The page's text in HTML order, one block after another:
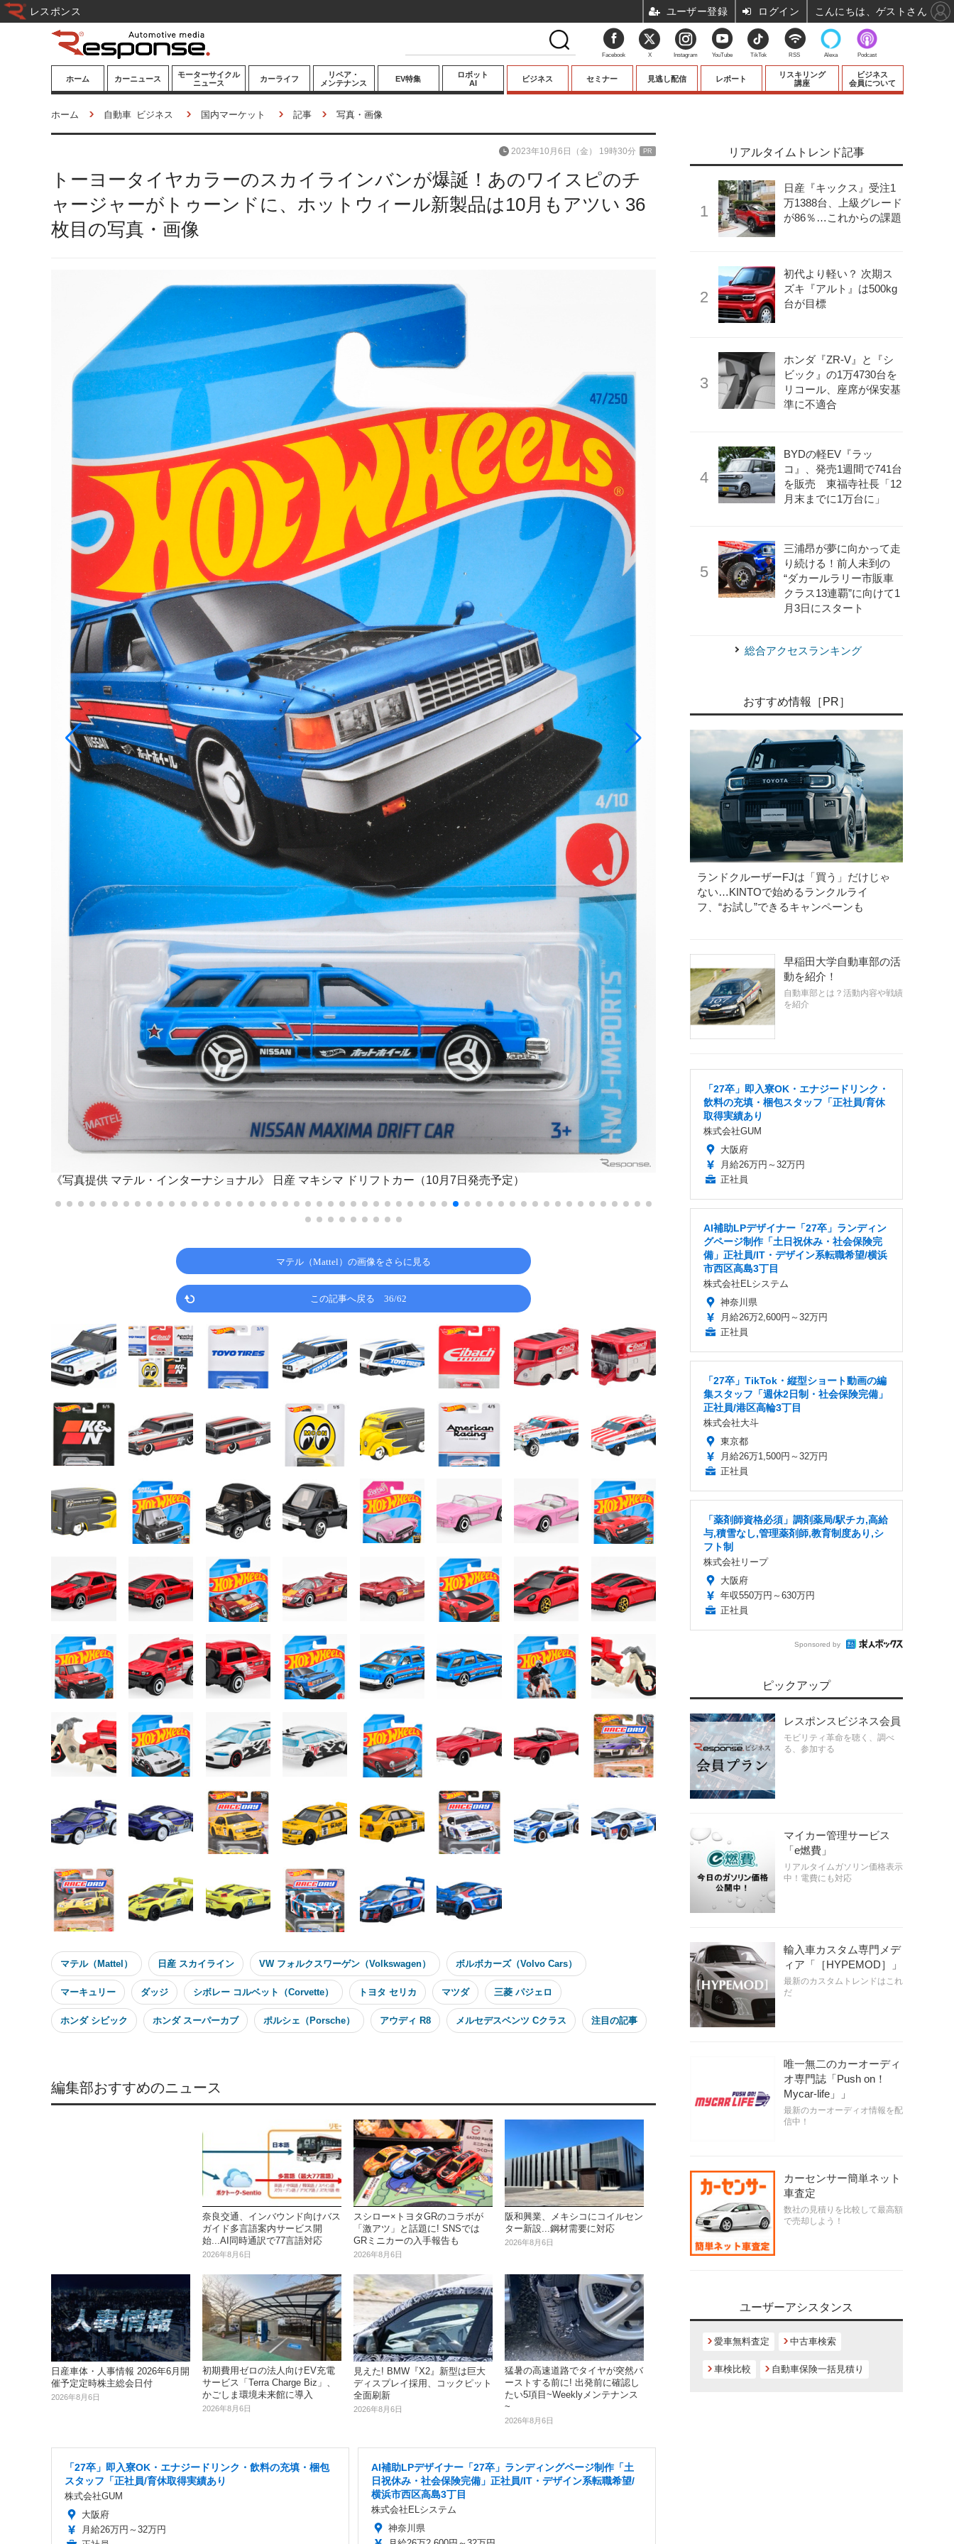
ホーム カーニュース
鉄道
航空
モーターサイクル
ニュース
カーライフ
モータースポー
ツ/エンタメ
リペア・
メンテナンス
EV特集
ロボット
AI
ビジネス
テクノロジー
キーパーソンイ
ンタビュー
セミナー 見逃し配信 レポート
リスキリング
講座
ビジネス
会員について
ホーム 自動車 ビジネス 国内マーケット 記事 写真・画像
トーヨータイヤカラーのスカイラインバンが爆誕！あのワイスピのチ
ャージャーがトゥーンドに、ホットウィール新製品は10月もアツい 36
枚目の写真・画像
2023年10月6日（金） 19時30分 PR
《写真提供 マテル・インターナショナル》 日産 マキシマ ドリフトカー（10月7日発売予定）
マテル（Mattel）の画像をさらに見る
この記事へ戻る 36/62
マテル（Mattel） 日産 スカイライン VW フォルクスワーゲン（Volkswagen） ボルボカーズ（Volvo Cars）
マーキュリー ダッジ シボレー コルベット（Corvette） トヨタ セリカ マツダ 三菱 パジェロ
ホンダ シビック ホンダ スーパーカブ ポルシェ（Porsche） アウディ R8 メルセデスベンツ Cクラス 注目の記事
編集部おすすめのニュース
奈良交通、インバウンド向けバス
ガイド多言語案内サービス開
始...AI同時通訳で77言語対応
2026年8月6日
スシロー×トヨタGRのコラボが
「激アツ」と話題に! SNSでは
GRミニカーの入手報告も
2026年8月6日
阪和興業、メキシコにコイルセン
ター新設...鋼材需要に対応
2026年8月6日
日産車体・人事情報 2026年6月開
催予定定時株主総会日付
2026年8月6日
初期費用ゼロの法人向けEV充電
サービス「Terra Charge Biz」、
かごしま環境未来館に導入
2026年8月6日
見えた! BMW『X2』新型は巨大
ディスプレイ採用、コックピット
全面刷新
2026年8月6日
猛暑の高速道路でタイヤが突然バ
ーストする前に! 出発前に確認し
たい5項目~Weeklyメンテナンス
~
2026年8月6日
「27卒」即入寮OK・エナジードリンク・飲料の充填・梱包
スタッフ「正社員/育休取得実績あり
株式会社GUM
大阪府
月給26万円～32万円
AI補助LPデザイナー「27卒」ランディングページ制作「土
日祝休み・社会保険完備」正社員/IT・デザイン系転職希望/
横浜市西区高島3丁目
株式会社ELシステム
神奈川県
リアルタイムトレンド記事
日産『キックス』受注1
万1388台、上級グレード
が86％…これからの課題
初代より軽い？ 次期ス
ズキ『アルト』は500kg
台が目標
ホンダ『ZR-V』と『シ
ビック』の1万4730台を
リコール、座席が保安基
準に不適合
BYDの軽EV『ラッ
コ』、発売1週間で741台
を販売 東福寺社長「12
月末までに1万台に」
三浦昂が夢に向かって走
り続ける！前人未到の
“ダカールラリー市販車
クラス13連覇”に向けて1
月3日にスタート
総合アクセスランキング
おすすめ情報［PR］
ランドクルーザーFJは「買う」だけじゃ
ない…KINTOで始めるランクルライ
フ、“お試し”できるキャンペーンも
早稲田大学自動車部の活
動を紹介！
自動車部とは？活動内容や戦績
を紹介
「27卒」即入寮OK・エナジードリンク・
飲料の充填・梱包スタッフ「正社員/育休
取得実績あり
株式会社GUM
大阪府
月給26万円～32万円
正社員
AI補助LPデザイナー「27卒」ランディン
グページ制作「土日祝休み・社会保険完
備」正社員/IT・デザイン系転職希望/横浜
市西区高島3丁目
株式会社ELシステム
神奈川県
月給26万2,600円～32万円
正社員
「27卒」TikTok・縦型ショート動画の編
集スタッフ「週休2日制・社会保険完備」
正社員/港区高輪3丁目
株式会社大斗
東京都
月給26万1,500円～32万円
正社員
「薬剤師資格必須」調剤薬局/駅チカ,高給
与,積雪なし,管理薬剤師,教育制度あり,シ
フト制
株式会社リープ
大阪府
年収550万円～630万円
正社員
Sponsored by
ピックアップ
レスポンスビジネス会員
モビリティ革命を聴く、調べ
る、参加する
マイカー管理サービス
「e燃費」
リアルタイムガソリン価格表示
中！電費にも対応
輸入車カスタム専門メデ
ィア「［HYPEMOD］」
最新のカスタムトレンドはこれ
だ
唯一無二のカーオーディ
オ専門誌「Push on！
Mycar-life」」
最新のカーオーディオ情報を配
信中！
カーセンサー簡単ネット
車査定
数社の見積りを比較して最高額
で売却しよう！
ユーザーアシスタンス
愛車無料査定 中古車検索
車検比較 自動車保険一括見積り
Facebook X Instagram YouTube TikTok RSS Alexa Podcast
レスポンス ユーザー登録 ログイン こんにちは、ゲストさん